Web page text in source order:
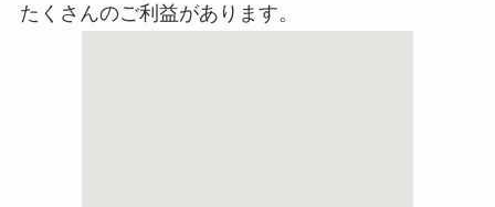
たくさんのご利益があります。